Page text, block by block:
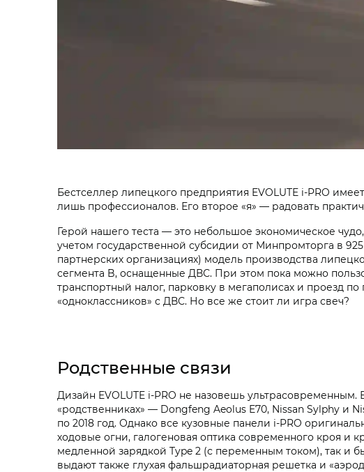
Бестселлер липецкого предприятия EVOLUTE i‑PRO
лишь профессионалов. Его второе «я» — радовать
Герой нашего теста — это небольшое экономическое
учетом государственной субсидии от Минпромторга в
партнерских организациях) модель производства
сегмента B, оснащенные ДВС. При этом пока можно
транспортный налог, парковку в мегаполисах и проезд
«одноклассников» с ДВС. Но все же стоит ли игра свеч?
Родственные связи
Дизайн EVOLUTE i‑PRO не назовешь
«родственниках» — Dongfeng Aeolus E70, Nissan Sylphy и
по 2018 год. Однако все кузовные панели i‑PRO
ходовые огни, галогеновая оптика современного кроя
медленной зарядкой Type 2 (с переменным током), так и
выдают также глухая фальшрадиаторная решетка и